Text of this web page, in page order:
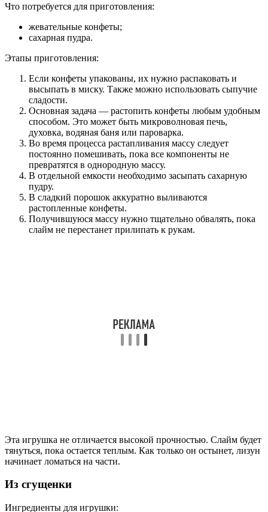
Что потребуется для приготовления:
жевательные конфеты;
сахарная пудра.
Этапы приготовления:
Если конфеты упакованы, их нужно распаковать и
высыпать в миску. Также можно использовать сыпучие
сладости.
Основная задача — растопить конфеты любым удобным
способом. Это может быть микроволновая печь,
духовка, водяная баня или пароварка.
Во время процесса растапливания массу следует
постоянно помешивать, пока все компоненты не
превратятся в однородную массу.
В отдельной емкости необходимо засыпать сахарную
пудру.
В сладкий порошок аккуратно выливаются
растопленные конфеты.
Получившуюся массу нужно тщательно обвалять, пока
слайм не перестанет прилипать к рукам.
Эта игрушка не отличается высокой прочностью. Слайм будет
тянуться, пока остается теплым. Как только он остынет, лизун
начинает ломаться на части.
Из сгущенки
Ингредиенты для игрушки: